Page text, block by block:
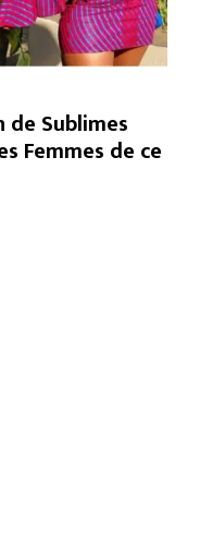
Sublimes
Femmes de ce